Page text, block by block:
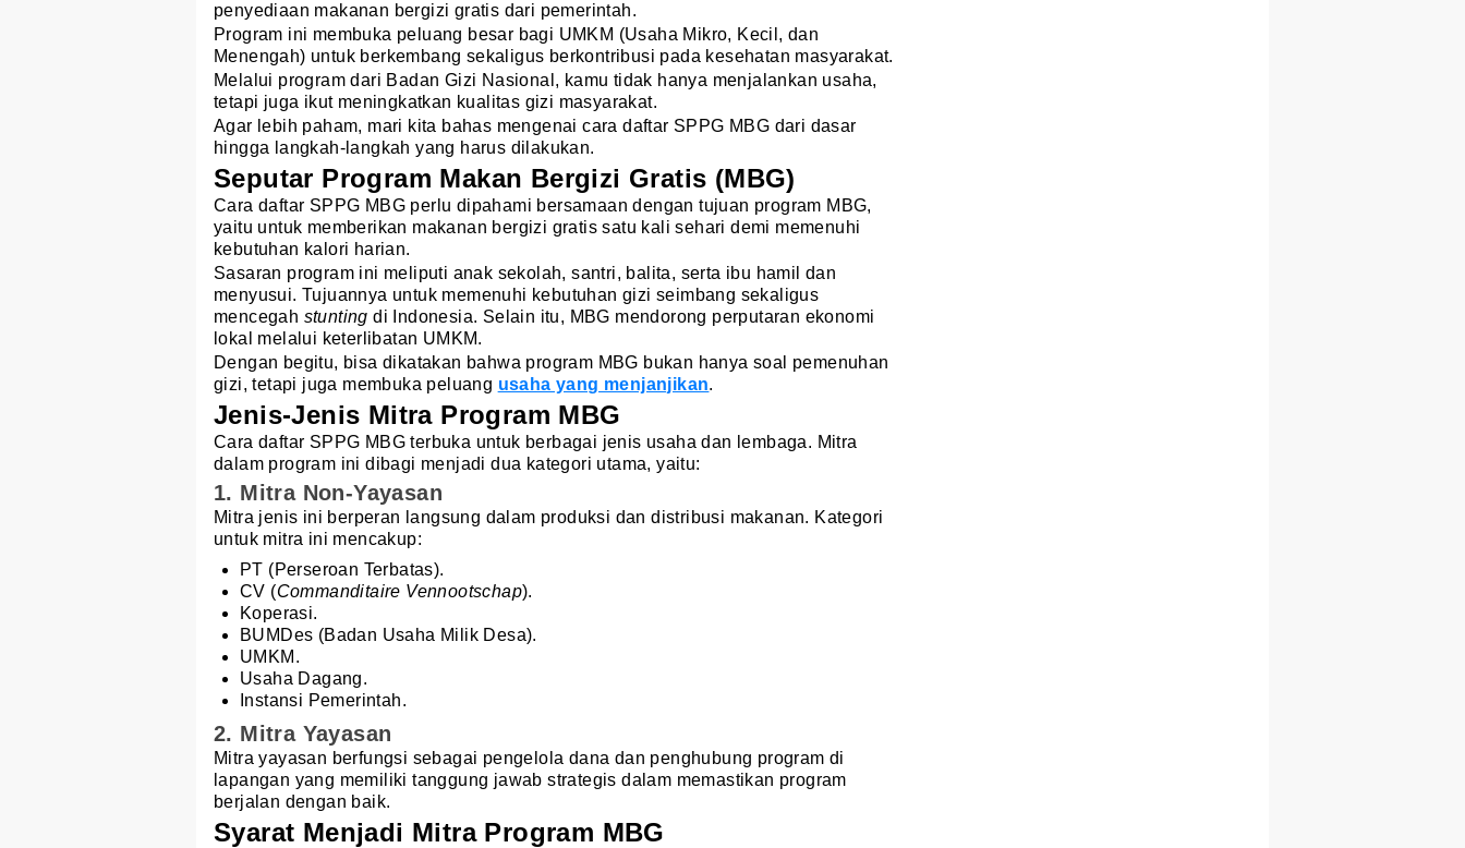
penyediaan makanan bergizi gratis dari pemerintah.
Program ini membuka peluang besar bagi UMKM (Usaha Mikro, Kecil, dan
Menengah) untuk berkembang sekaligus berkontribusi pada kesehatan masyarakat.
Melalui program dari Badan Gizi Nasional, kamu tidak hanya menjalankan usaha,
tetapi juga ikut meningkatkan kualitas gizi masyarakat.
Agar lebih paham, mari kita bahas mengenai cara daftar SPPG MBG dari dasar
hingga langkah-langkah yang harus dilakukan.
Seputar Program Makan Bergizi Gratis (MBG)
Cara daftar SPPG MBG perlu dipahami bersamaan dengan tujuan program MBG,
yaitu untuk memberikan makanan bergizi gratis satu kali sehari demi memenuhi
kebutuhan kalori harian.
Sasaran program ini meliputi anak sekolah, santri, balita, serta ibu hamil dan
menyusui. Tujuannya untuk memenuhi kebutuhan gizi seimbang sekaligus
mencegah stunting di Indonesia. Selain itu, MBG mendorong perputaran ekonomi
lokal melalui keterlibatan UMKM.
Dengan begitu, bisa dikatakan bahwa program MBG bukan hanya soal pemenuhan
gizi, tetapi juga membuka peluang usaha yang menjanjikan.
Jenis-Jenis Mitra Program MBG
Cara daftar SPPG MBG terbuka untuk berbagai jenis usaha dan lembaga. Mitra
dalam program ini dibagi menjadi dua kategori utama, yaitu:
1. Mitra Non-Yayasan
Mitra jenis ini berperan langsung dalam produksi dan distribusi makanan. Kategori
untuk mitra ini mencakup:
PT (Perseroan Terbatas).
CV (Commanditaire Vennootschap).
Koperasi.
BUMDes (Badan Usaha Milik Desa).
UMKM.
Usaha Dagang.
Instansi Pemerintah.
2. Mitra Yayasan
Mitra yayasan berfungsi sebagai pengelola dana dan penghubung program di
lapangan yang memiliki tanggung jawab strategis dalam memastikan program
berjalan dengan baik.
Syarat Menjadi Mitra Program MBG